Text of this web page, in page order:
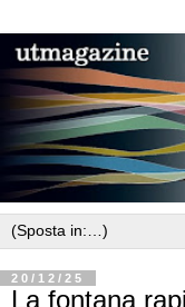
20/12/25
La fontana